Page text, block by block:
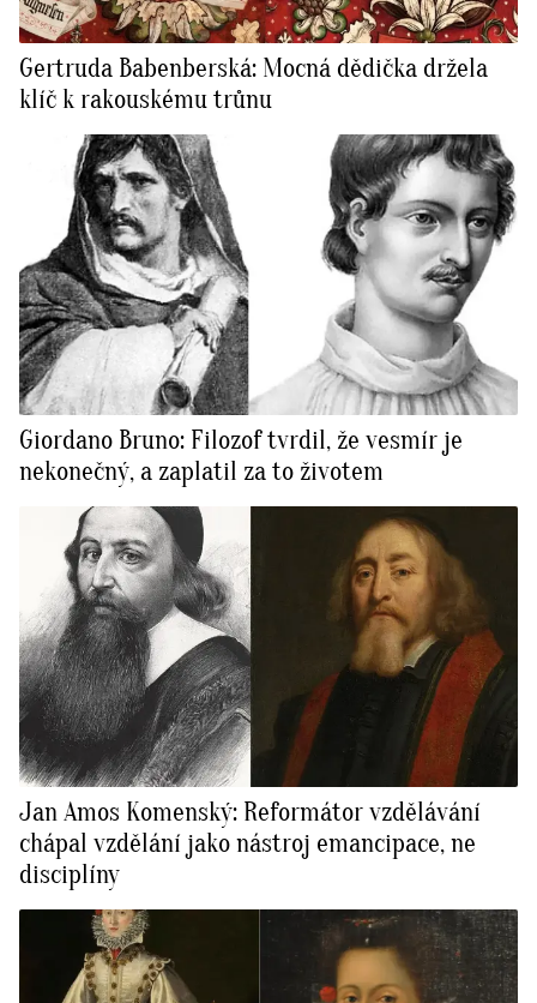
Gertruda Babenberská: Mocná dědička držela
klíč k rakouskému trůnu
Giordano Bruno: Filozof tvrdil, že vesmír je
nekonečný, a zaplatil za to životem
Jan Amos Komenský: Reformátor vzdělávání
chápal vzdělání jako nástroj emancipace, ne
disciplíny